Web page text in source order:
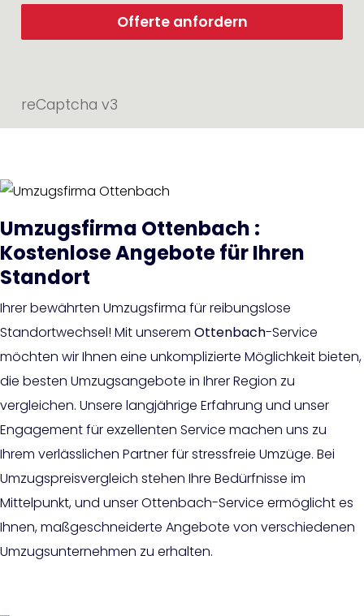
Offerte anfordern
reCaptcha v3
Umzugsfirma Ottenbach :
Kostenlose Angebote für Ihren
Standort
Ihrer bewährten Umzugsfirma für reibungslose
Standortwechsel! Mit unserem Ottenbach-Service
möchten wir Ihnen eine unkomplizierte Möglichkeit bieten,
die besten Umzugsangebote in Ihrer Region zu
vergleichen. Unsere langjährige Erfahrung und unser
Engagement für exzellenten Service machen uns zu
Ihrem verlässlichen Partner für stressfreie Umzüge. Bei
Umzugspreisvergleich stehen Ihre Bedürfnisse im
Mittelpunkt, und unser Ottenbach-Service ermöglicht es
Ihnen, maßgeschneiderte Angebote von verschiedenen
Umzugsunternehmen zu erhalten.